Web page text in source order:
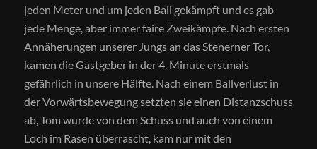
jeden Meter und um jeden Ball gekämpft und es gab
jede Menge, aber immer faire Zweikämpfe. Nach ersten
Annäherungen unserer Jungs an das Stenerner Tor,
kamen die Gastgeber in der 4. Minute erstmals
gefährlich in unsere Hälfte. Nach einem Ballverlust in
der Vorwärtsbewegung setzten sie einen Distanzschuss
ab, Tom wurde von dem Schuss und auch von einem
Loch im Rasen überrascht, kam nur mit den